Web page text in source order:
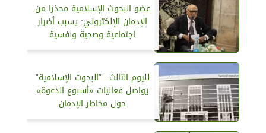
عضو البحوث الإسلامية محذرا من
الإدمان الإلكتروني: يسبب أضرار
اجتماعية وصحية ونفسية
لليوم الثالث.. ”البحوث الإسلامية”
يواصل فعاليات «أسبوع الدعوة»
حول مخاطر الإدمان